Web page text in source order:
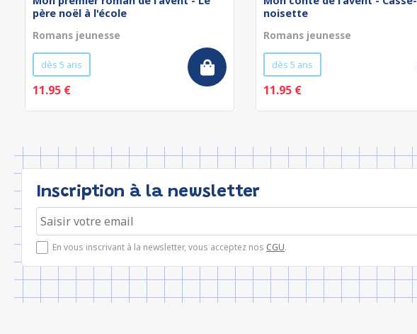
père noël à l'école
Romans jeunesse
dès 5 ans
11.95 €
noisette
Romans jeunesse
dès 5 ans
11.95 €
Inscription à la newsletter
En vous inscrivant à la newsletter, vous acceptez nos CGU.